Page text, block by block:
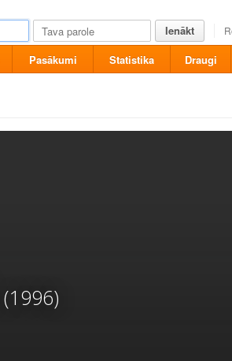
Ienākt
Pasākumi Statistika Draugi
(1996)